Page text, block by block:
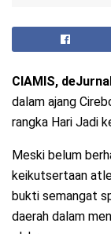
CIAMIS,
dalam ajang
rangka Hari Jadi
Meski belum
keikutsertaan
bukti semangat
daerah dalam